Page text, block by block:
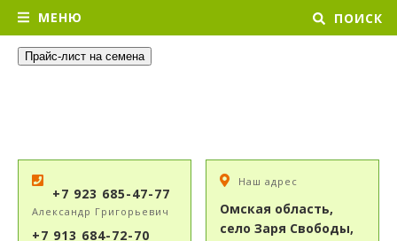
МЕНЮ ПОИСК
Прайс-лист на семена
+7 923 685-47-77
Александр Григорьевич
+7 913 684-72-70
Наш адрес
Омская область,
село Заря Свободы,